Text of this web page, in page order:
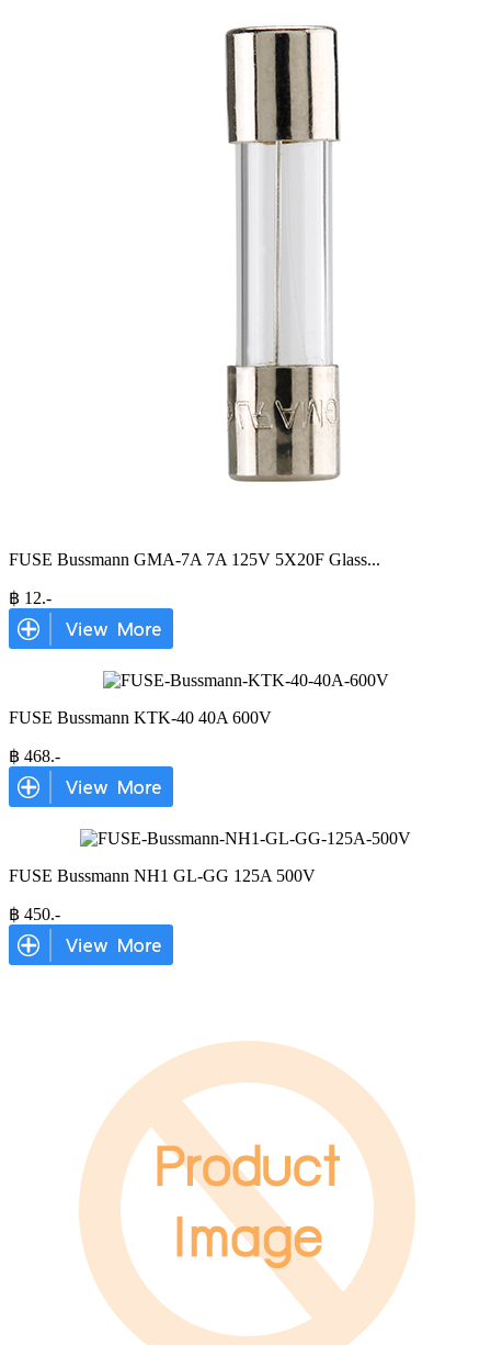
FUSE Bussmann GMA-7A 7A 125V 5X20F Glass...
฿ 12.-
FUSE Bussmann KTK-40 40A 600V
฿ 468.-
FUSE Bussmann NH1 GL-GG 125A 500V
฿ 450.-